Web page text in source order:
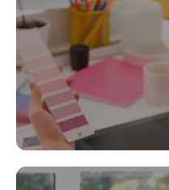
en cohérence avec
communication.
logo, déclinaisons..)
EN SAVOIR